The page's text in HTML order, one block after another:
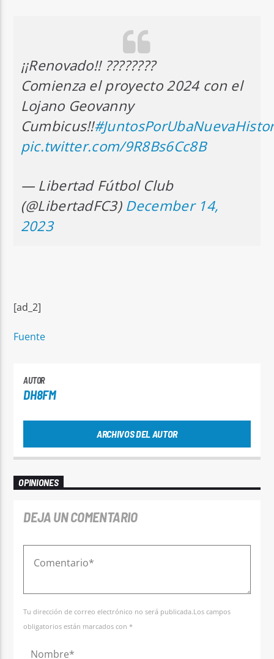
¡¡Renovado!! ????????
Comienza el proyecto 2024 con el
Lojano Geovanny
Cumbicus!!
pic.twitter.com/9R8Bs6Cc8B
— Libertad Fútbol Club
(@LibertadFC3) December 14,
2023
[ad_2]
Fuente
AUTOR
DH8FM
ARCHIVOS DEL AUTOR
OPINIONES
DEJA UN COMENTARIO
Tu dirección de correo electrónico no será publicada.Los campos
obligatorios están marcados con *